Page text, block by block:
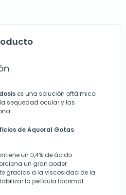
es una solución oftálmica
sequedad ocular y las
de Aquoral Gotas
un 0,4% de ácido
un gran poder
gracias a la viscosidad de la
la película lacrimal.